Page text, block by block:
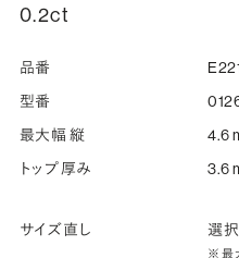
0.2ct
品番
型番
最大幅 縦
4.6
トップ厚み
3.6
サイズ直し 選
※最